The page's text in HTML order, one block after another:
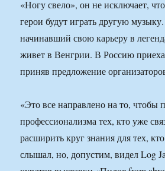
«Ногу свело», он не исключает,
герои будут играть другую
начинавший свою карьеру в
живет в Венгрии. В Россию
приняв предложение
«Это все направлено на то, чтобы
профессионализма тех, кто уже
расширить круг знания для тех,
слышал, но, допустим, видел Log